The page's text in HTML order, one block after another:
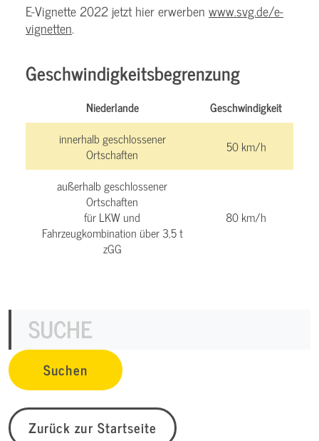
E-Vignette 2022 jetzt hier erwerben www.svg.de/e-
vignetten.
Geschwindigkeitsbegrenzung
Niederlande
Geschwindigkeit
innerhalb geschlossener
Ortschaften
50 km/h
außerhalb geschlossener
Ortschaften
für LKW und
Fahrzeugkombination über 3,5 t
zGG
80 km/h
Zurück zur Startseite